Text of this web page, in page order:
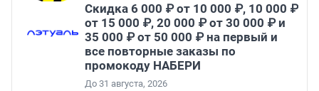
Скидка 6 000 ₽ от 10 000 ₽, 10 000 ₽
от 15 000 ₽, 20 000 ₽ от 30 000 ₽ и
35 000 ₽ от 50 000 ₽ на первый и
все повторные заказы по
промокоду НАБЕРИ
До 31 августа, 2026